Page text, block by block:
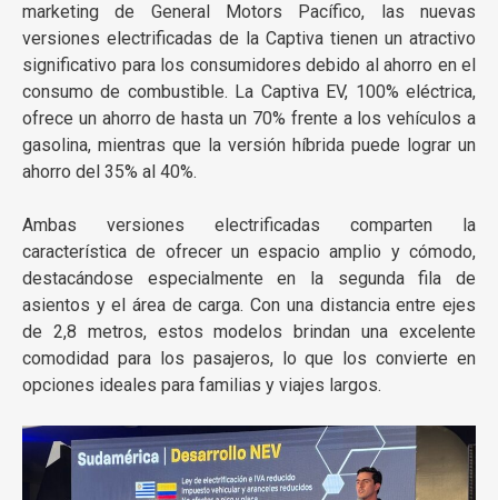
marketing de General Motors Pacífico, las nuevas
versiones electrificadas de la Captiva tienen un atractivo
significativo para los consumidores debido al ahorro en el
consumo de combustible. La Captiva EV, 100% eléctrica,
ofrece un ahorro de hasta un 70% frente a los vehículos a
gasolina, mientras que la versión híbrida puede lograr un
ahorro del 35% al 40%.
Ambas versiones electrificadas comparten la
característica de ofrecer un espacio amplio y cómodo,
destacándose especialmente en la segunda fila de
asientos y el área de carga. Con una distancia entre ejes
de 2,8 metros, estos modelos brindan una excelente
comodidad para los pasajeros, lo que los convierte en
opciones ideales para familias y viajes largos.